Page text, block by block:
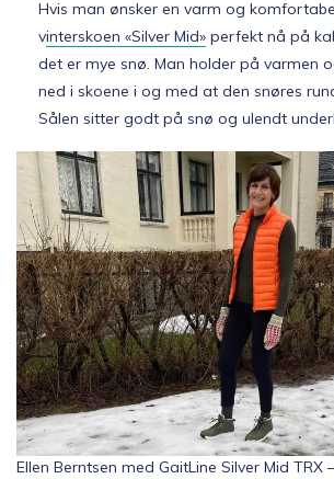
Hvis man ønsker en varm og
vinterskoen «Silver Mid» perfekt nå på
det er mye snø. Man holder på varmen
ned i skoene i og med at den snøres
Sålen sitter godt på snø og ulendt
Ellen Berntsen med GaitLine Silver Mid TRX –